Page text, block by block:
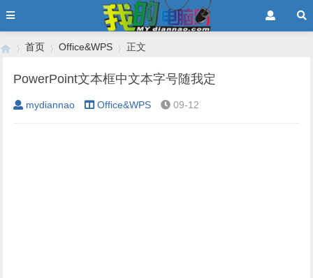
›
首页
›
Office&WPS
›
正文
PowerPoint文本框中文本字号随我定
mydiannao Office&WPS 09-12